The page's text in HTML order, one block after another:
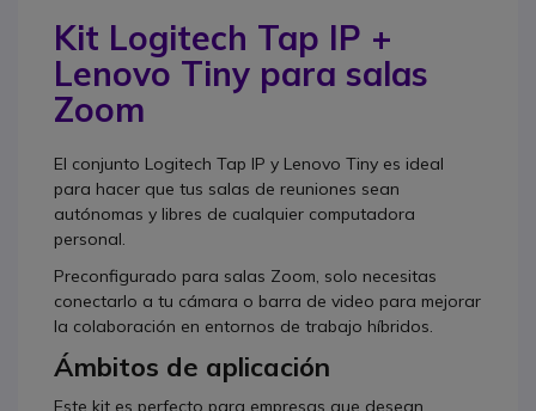
Kit Logitech Tap IP +
Lenovo Tiny para salas
Zoom
El conjunto Logitech Tap IP y Lenovo Tiny es ideal
para hacer que tus salas de reuniones sean
autónomas y libres de cualquier computadora
personal.
Preconfigurado para salas Zoom, solo necesitas
conectarlo a tu cámara o barra de video para mejorar
la colaboración en entornos de trabajo híbridos.
Ámbitos de aplicación
Este kit es perfecto para empresas que desean